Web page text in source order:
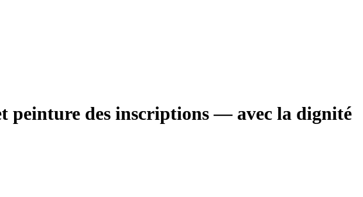
peinture des inscriptions — avec la dignité